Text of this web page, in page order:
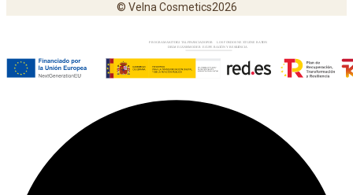
© Velna Cosmetics2026